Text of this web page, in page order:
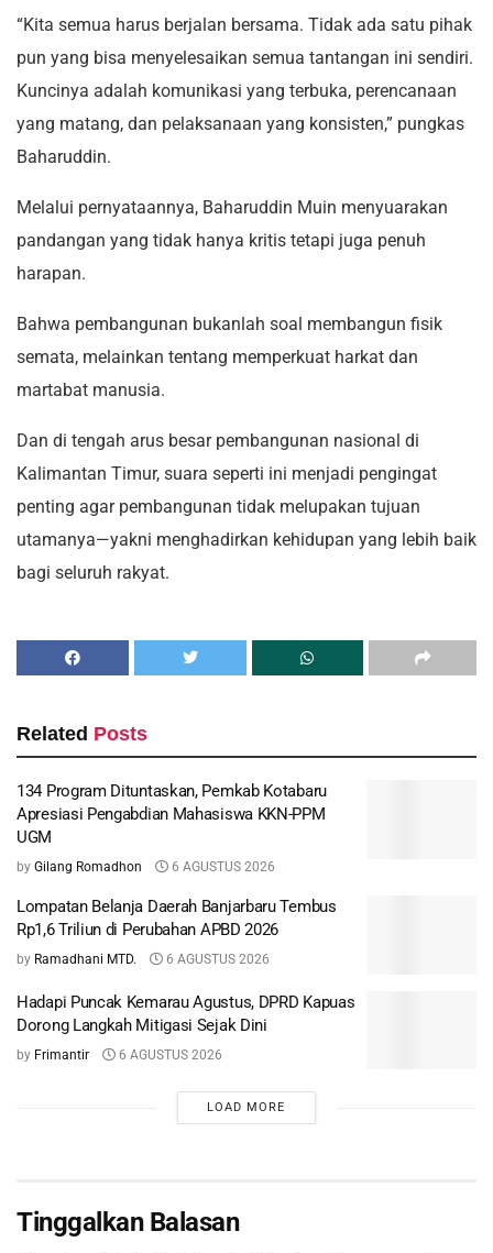
“Kita semua harus berjalan bersama. Tidak ada satu pihak
pun yang bisa menyelesaikan semua tantangan ini sendiri.
Kuncinya adalah komunikasi yang terbuka, perencanaan
yang matang, dan pelaksanaan yang konsisten,” pungkas
Baharuddin.
Melalui pernyataannya, Baharuddin Muin menyuarakan
pandangan yang tidak hanya kritis tetapi juga penuh
harapan.
Bahwa pembangunan bukanlah soal membangun fisik
semata, melainkan tentang memperkuat harkat dan
martabat manusia.
Dan di tengah arus besar pembangunan nasional di
Kalimantan Timur, suara seperti ini menjadi pengingat
penting agar pembangunan tidak melupakan tujuan
utamanya—yakni menghadirkan kehidupan yang lebih baik
bagi seluruh rakyat.
Related Posts
134 Program Dituntaskan, Pemkab Kotabaru
Apresiasi Pengabdian Mahasiswa KKN-PPM
UGM
by Gilang Romadhon 6 AGUSTUS 2026
Lompatan Belanja Daerah Banjarbaru Tembus
Rp1,6 Triliun di Perubahan APBD 2026
by Ramadhani MTD. 6 AGUSTUS 2026
Hadapi Puncak Kemarau Agustus, DPRD Kapuas
Dorong Langkah Mitigasi Sejak Dini
by Frimantir 6 AGUSTUS 2026
LOAD MORE
Tinggalkan Balasan